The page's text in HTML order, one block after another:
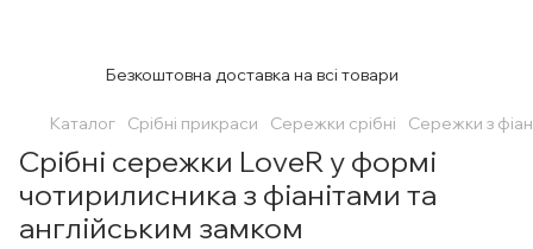
Безкоштовна доставка на всі товари
Каталог Срібні прикраси Сережки срібні Сережки з
Срібні сережки LoveR у формі
чотирилисника з фіанітами та
англійським замком